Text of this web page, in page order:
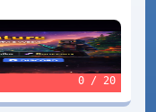
0 / 20